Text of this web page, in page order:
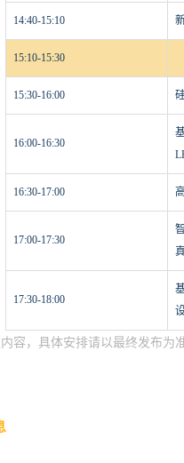
14:40-15:10
15:10-15:30
15:30-16:00
16:00-16:30
16:30-17:00
17:00-17:30
17:30-18:00
容，具体安排请以最终发布为